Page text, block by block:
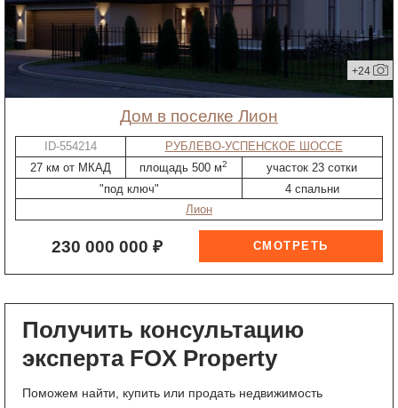
+24
дом в поселке Лион
ID-554214
РУБЛЕВО-УСПЕНСКОЕ ШОССЕ
27 км от МКАД
площадь 500 м2
участок 23 сотки
"под ключ"
4 спальни
Лион
230 000 000 ₽
Получить консультацию
эксперта FOX Property
Поможем найти, купить или продать недвижимость